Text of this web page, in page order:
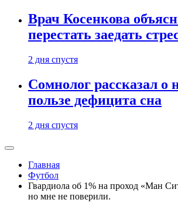
Врач Косенкова
перестать заедать
2 дня спустя
Сомнолог рассказал о
пользе дефицита сна
2 дня спустя
Главная
Футбол
Гвардиола об 1% на проход «Ман
но мне не поверили.